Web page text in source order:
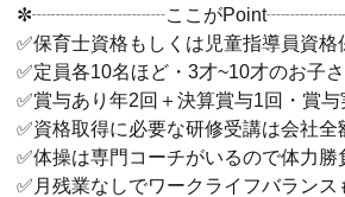
✼┈┈┈┈┈┈┈ここが
✅保育士資格もしくは児童指導員資格
✅定員各10名ほど・3才~10才のお子
✅賞与あり年2回＋決算賞与1回・賞
✅資格取得に必要な研修受講は会社全
✅体操は専門コーチがいるので体力勝
✅月残業なしでワークライフバランス